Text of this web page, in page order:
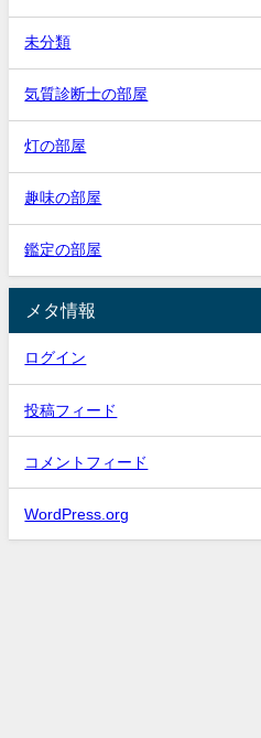
未分類
気質診断士の部屋
灯の部屋
趣味の部屋
鑑定の部屋
メタ情報
ログイン
投稿フィード
コメントフィード
WordPress.org